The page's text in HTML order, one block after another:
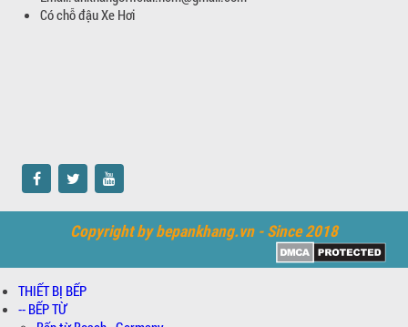
Có chỗ đậu Xe Hơi
Copyright by bepankhang.vn - Since 2018
THIẾT BỊ BẾP
-- BẾP TỪ